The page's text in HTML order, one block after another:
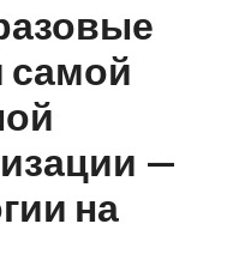
самой
—
на